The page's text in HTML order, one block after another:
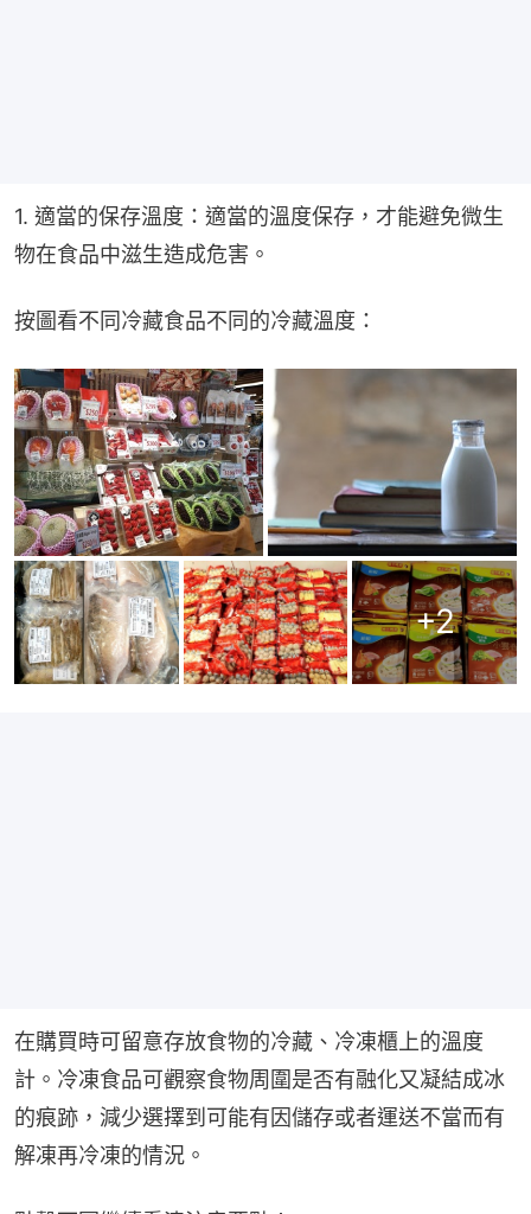
1. 適當的保存溫度：適當的溫度保存，才能避免微生
物在食品中滋生造成危害。
按圖看不同冷藏食品不同的冷藏溫度：
+2
在購買時可留意存放食物的冷藏、冷凍櫃上的溫度
計。冷凍食品可觀察食物周圍是否有融化又凝結成冰
的痕跡，減少選擇到可能有因儲存或者運送不當而有
解凍再冷凍的情況。